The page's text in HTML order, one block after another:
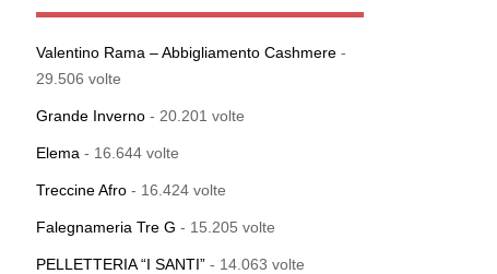
Valentino Rama – Abbigliamento Cashmere -
29.506 volte
Grande Inverno - 20.201 volte
Elema - 16.644 volte
Treccine Afro - 16.424 volte
Falegnameria Tre G - 15.205 volte
PELLETTERIA “I SANTI” - 14.063 volte